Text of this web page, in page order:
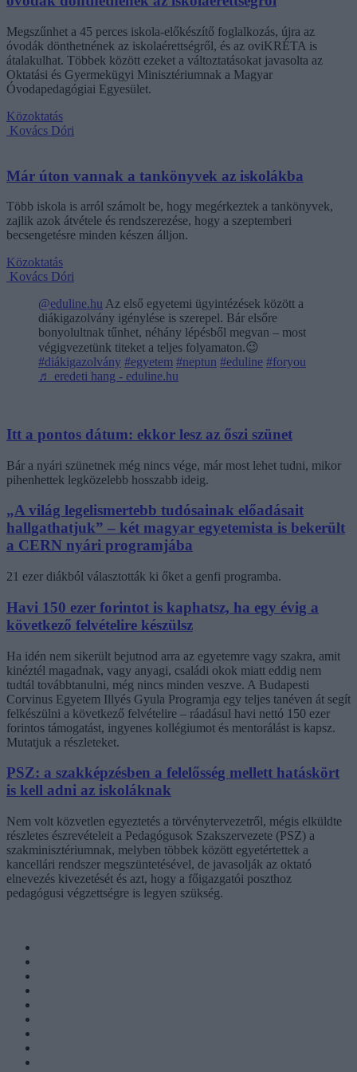
Megszűnhet a 45 perces iskola-előkészítő foglalkozás, újra az
óvodák dönthetnének az iskolaérettségről, és az oviKRÉTA is
átalakulhat. Többek között ezeket a változtatásokat javasolta az
Oktatási és Gyermekügyi Minisztériumnak a Magyar
Óvodapedagógiai Egyesület.
Közoktatás
Kovács Dóri
Már úton vannak a tankönyvek az iskolákba
Több iskola is arról számolt be, hogy megérkeztek a tankönyvek,
zajlik azok átvétele és rendszerezése, hogy a szeptemberi
becsengetésre minden készen álljon.
Közoktatás
Kovács Dóri
@eduline.hu Az első egyetemi ügyintézések között a
diákigazolvány igénylése is szerepel. Bár elsőre
bonyolultnak tűnhet, néhány lépésből megvan – most
végigvezetünk titeket a teljes folyamaton.😉
#diákigazolvány #egyetem #neptun #eduline #foryou
♬ eredeti hang - eduline.hu
Itt a pontos dátum: ekkor lesz az őszi szünet
Bár a nyári szünetnek még nincs vége, már most lehet tudni, mikor
pihenhettek legközelebb hosszabb ideig.
„A világ legelismertebb tudósainak előadásait
hallgathatjuk” – két magyar egyetemista is bekerült
a CERN nyári programjába
21 ezer diákból választották ki őket a genfi programba.
Havi 150 ezer forintot is kaphatsz, ha egy évig a
következő felvételire készülsz
Ha idén nem sikerült bejutnod arra az egyetemre vagy szakra, amit
kinéztél magadnak, vagy anyagi, családi okok miatt eddig nem
tudtál továbbtanulni, még nincs minden veszve. A Budapesti
Corvinus Egyetem Illyés Gyula Programja egy teljes tanéven át segít
felkészülni a következő felvételire – ráadásul havi nettó 150 ezer
forintos támogatást, ingyenes kollégiumot és mentorálást is kapsz.
Mutatjuk a részleteket.
PSZ: a szakképzésben a felelősség mellett hatáskört
is kell adni az iskoláknak
Nem volt közvetlen egyeztetés a törvénytervezetről, mégis elküldte
részletes észrevételeit a Pedagógusok Szakszervezete (PSZ) a
szakminisztériumnak, melyben többek között egyetértettek a
kancellári rendszer megszüntetésével, de javasolják az oktató
elnevezés kivezetését és azt, hogy a főigazgatói poszthoz
pedagógusi végzettségre is legyen szükség.